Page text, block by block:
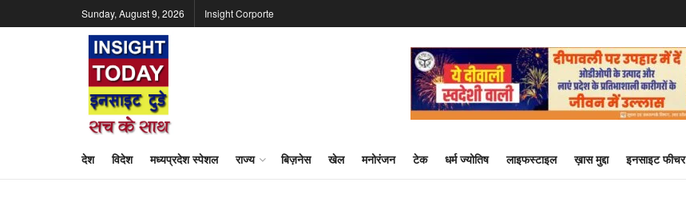
Sunday, August 9, 2026 Insight Corporte
देश विदेश मध्यप्रदेश स्पेशल राज्य बिज़नेस खेल मनोरंजन टेक धर्म ज्योतिष लाइफस्टाइल ख़ास मुद्दा इनसाइट फीचर